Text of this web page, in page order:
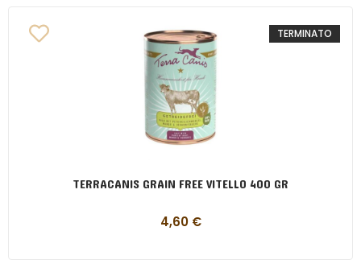
TERMINATO
TERRACANIS GRAIN FREE VITELLO 400 GR
4,60 €